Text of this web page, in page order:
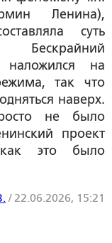
Ленина),
суть
Бескрайний
наложился на
так что
наверх.
не было
проект
это было
/ 22.06.2026, 15:21